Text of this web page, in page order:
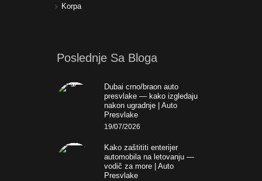
Korpa
Poslednje Sa Bloga
Dubai crno/braon auto
presvlake — kako izgledaju
nakon ugradnje | Auto
Presvlake
19/07/2026
Kako zaštititi enterijer
automobila na letovanju —
vodič za more | Auto
Presvlake